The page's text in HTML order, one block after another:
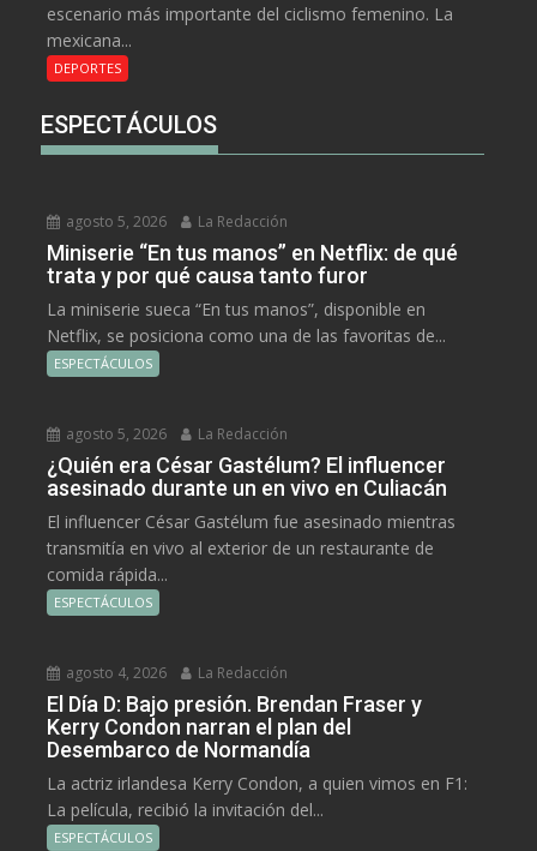
escenario más importante del ciclismo femenino. La
mexicana...
DEPORTES
ESPECTÁCULOS
agosto 5, 2026 La Redacción
Miniserie “En tus manos” en Netflix: de qué
trata y por qué causa tanto furor
La miniserie sueca “En tus manos”, disponible en
Netflix, se posiciona como una de las favoritas de...
ESPECTÁCULOS
agosto 5, 2026 La Redacción
¿Quién era César Gastélum? El influencer
asesinado durante un en vivo en Culiacán
El influencer César Gastélum fue asesinado mientras
transmitía en vivo al exterior de un restaurante de
comida rápida...
ESPECTÁCULOS
agosto 4, 2026 La Redacción
El Día D: Bajo presión. Brendan Fraser y
Kerry Condon narran el plan del
Desembarco de Normandía
La actriz irlandesa Kerry Condon, a quien vimos en F1:
La película, recibió la invitación del...
ESPECTÁCULOS